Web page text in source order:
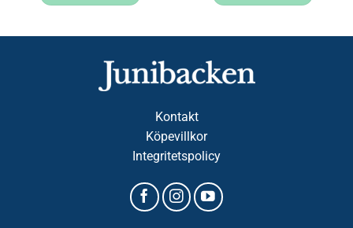
Kontakt
Köpevillkor
Integritetspolicy